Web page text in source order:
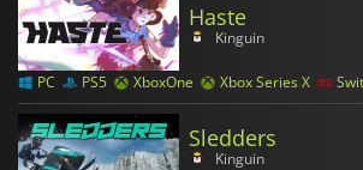
Haste
Kinguin
PC PS5 XboxOne Xbox Series X
Sledders
Kinguin